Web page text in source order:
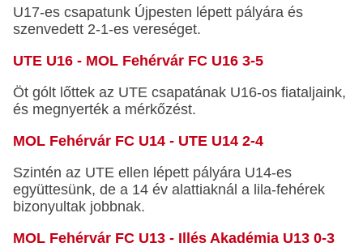
U17-es csapatunk Újpesten lépett pályára és
szenvedett 2-1-es vereséget.
UTE U16 - MOL Fehérvár FC U16 3-5
Öt gólt lőttek az UTE csapatának U16-os fiataljaink,
és megnyerték a mérkőzést.
MOL Fehérvár FC U14 - UTE U14 2-4
Szintén az UTE ellen lépett pályára U14-es
együttesünk, de a 14 év alattiaknál a lila-fehérek
bizonyultak jobbnak.
MOL Fehérvár FC U13 - Illés Akadémia U13 0-3